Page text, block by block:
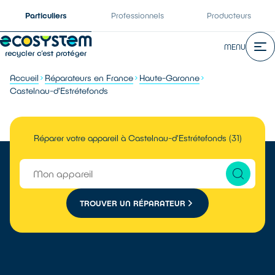
Particuliers Professionnels Producteurs
MENU
Accueil Réparateurs en France
Haute-Garonne
Castelnau-d'Estrétefonds
Réparer votre appareil à Castelnau-d'Estrétefonds (31)
TROUVER UN RÉPARATEUR